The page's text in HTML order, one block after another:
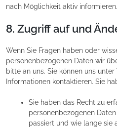
nach Möglichkeit aktiv informieren.
8. Zugriff auf und
Wenn Sie Fragen haben oder
personenbezogenen Daten wir
bitte an uns. Sie können uns
Informationen kontaktieren. Sie
Sie haben das Recht zu
personenbezogenen
passiert und wie lange sie